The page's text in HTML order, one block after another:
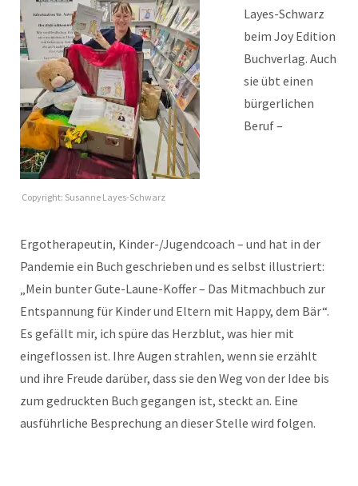
Copyright: Susanne Layes-Schwarz
Layes-Schwarz
beim Joy Edition
Buchverlag. Auch
sie übt einen
bürgerlichen
Beruf –
Ergotherapeutin, Kinder-/Jugendcoach – und hat in der
Pandemie ein Buch geschrieben und es selbst illustriert:
„Mein bunter Gute-Laune-Koffer – Das Mitmachbuch zur
Entspannung für Kinder und Eltern mit Happy, dem Bär“.
Es gefällt mir, ich spüre das Herzblut, was hier mit
eingeflossen ist. Ihre Augen strahlen, wenn sie erzählt
und ihre Freude darüber, dass sie den Weg von der Idee bis
zum gedruckten Buch gegangen ist, steckt an. Eine
ausführliche Besprechung an dieser Stelle wird folgen.